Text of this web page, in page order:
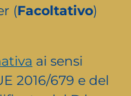
(Facoltativo)
ai sensi
2016/679 e del